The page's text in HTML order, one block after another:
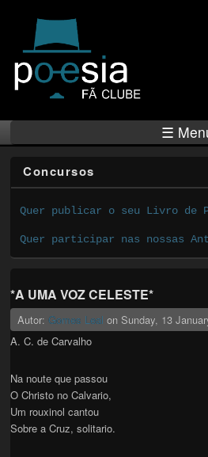
☰
Concursos
Quer publicar o seu Livro de
Quer participar nas nossas
*A UMA VOZ CELESTE*
Autor:Gomes Leal on Sunday, 13
A. C. de Carvalho
Na noute que passou
O Christo no Calvario,
Um rouxinol cantou
Sobre a Cruz, solitario.